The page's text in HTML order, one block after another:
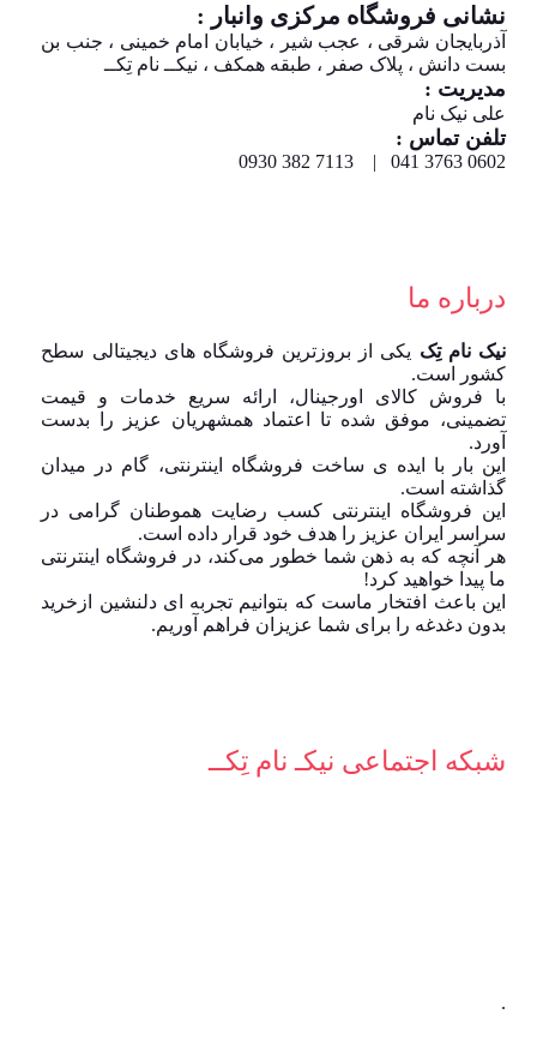
نشانی فروشگاه مرکزی وانبار :
آذربایجان شرقی ، عجب شیر ، خیابان امام خمینی ، جنب بن
بست دانش ، پلاک صفر ، طبقه همکف ، نیکــ نام تِکــ
مدیریت :
علی نیک نام
تلفن تماس :
0602 3763 041 | 7113 382 0930
درباره ما
نیک نام تِک یکی از بروزترین فروشگاه های دیجیتالی سطح
کشور است.
با فروش کالای اورجینال، ارائه سریع خدمات و قیمت
تضمینی، موفق شده تا اعتماد همشهریان عزیز را بدست
آورد.
این بار با ایده ی ساخت فروشگاه اینترنتی، گام در میدان
گذاشته است.
این فروشگاه اینترنتی کسب رضایت هموطنان گرامی در
سراسر ایران عزیز را هدف خود قرار داده است.
هر آنچه که به ذهن شما خطور می‌کند، در فروشگاه اینترنتی
ما پیدا خواهید کرد!
این باعث افتخار ماست که بتوانیم تجربه ای دلنشین ازخرید
بدون دغدغه را برای شما عزیزان فراهم آوریم.
شبکه‌ اجتماعی نیکـ نام تِکــ
.